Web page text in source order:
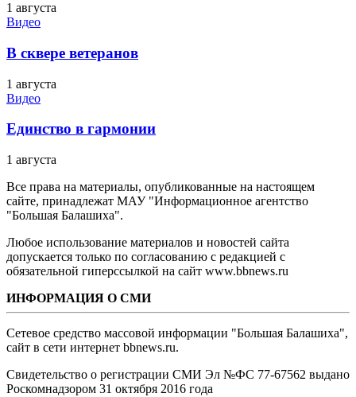
1 августа
Видео
В сквере ветеранов
1 августа
Видео
Единство в гармонии
1 августа
Все права на материалы, опубликованные на настоящем
сайте, принадлежат МАУ "Информационное агентство
"Большая Балашиха".
Любое использование материалов и новостей сайта
допускается только по согласованию с редакцией с
обязательной гиперссылкой на сайт www.bbnews.ru
ИНФОРМАЦИЯ О СМИ
Сетевое средство массовой информации "Большая Балашиха",
сайт в сети интернет bbnews.ru.
Свидетельство о регистрации СМИ Эл №ФС ‎77-67562 выдано
Роскомнадзором 31 октября 2016 года